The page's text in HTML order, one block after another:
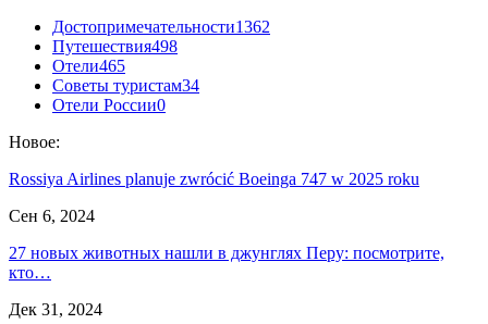
Достопримечательности1362
Путешествия498
Отели465
Советы туристам34
Отели России0
Новое:
Rossiya Airlines planuje zwrócić Boeinga 747 w 2025 roku
Сен 6, 2024
27 новых животных нашли в джунглях Перу: посмотрите,
кто…
Дек 31, 2024